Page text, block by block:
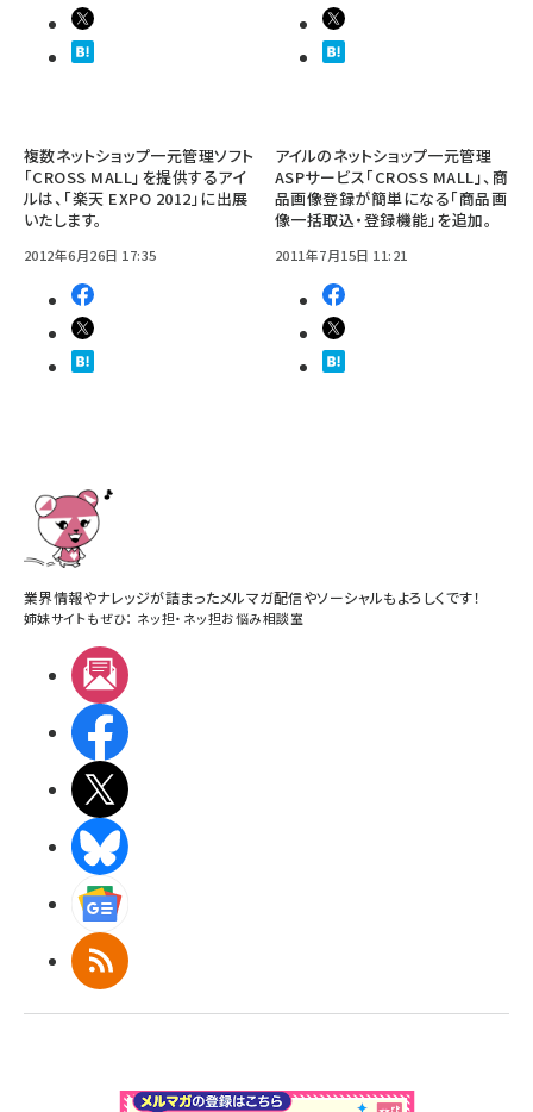
複数ネットショップ一元管理ソフト
「CROSS MALL」を提供するアイ
ルは、「楽天 EXPO 2012」に出展
いたします。
2012年6月26日 17:35
アイルのネットショップ一元管理
ASPサービス「CROSS MALL」、商
品画像登録が簡単になる「商品画
像一括取込・登録機能」を追加。
2011年7月15日 11:21
業界情報やナレッジが詰まったメルマガ配信やソーシャルもよろしくです！
姉妹サイトもぜひ： ネッ担・ ネッ担お悩み相談室
RSS